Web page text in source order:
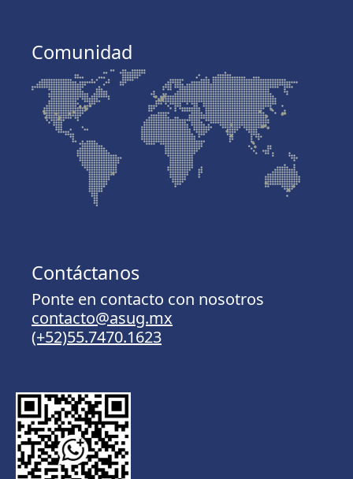
Comunidad
Contáctanos
Ponte en contacto con nosotros
contacto@asug.mx
(+52)55.7470.1623